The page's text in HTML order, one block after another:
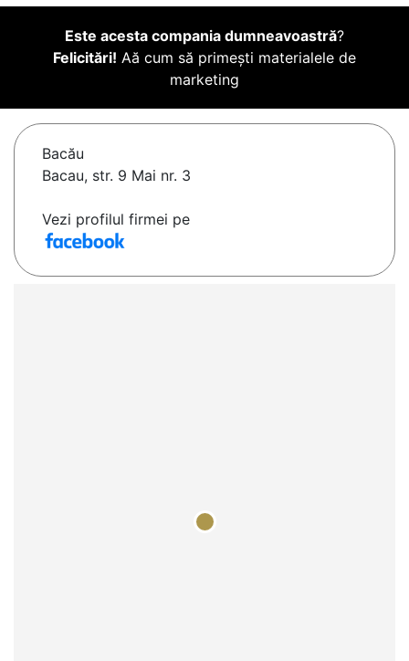
Este acesta compania dumneavoastră?
Felicitări! Aă cum să primești materialele de
marketing
Bacău
Bacau, str. 9 Mai nr. 3
Vezi profilul firmei pe